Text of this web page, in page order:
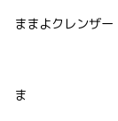
ままよクレンザー
ま